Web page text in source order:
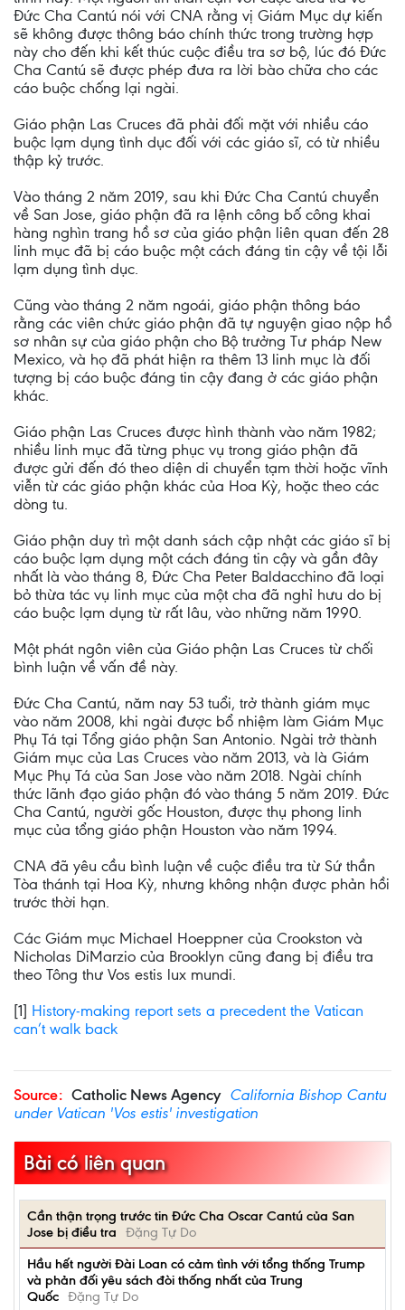
Đức Cha Cantú nói với CNA rằng vị Giám Mục dự kiến
sẽ không được thông báo chính thức trong trường hợp
này cho đến khi kết thúc cuộc điều tra sơ bộ, lúc đó Đức
Cha Cantú sẽ được phép đưa ra lời bào chữa cho các
cáo buộc chống lại ngài.
Giáo phận Las Cruces đã phải đối mặt với nhiều cáo
buộc lạm dụng tình dục đối với các giáo sĩ, có từ nhiều
thập kỷ trước.
Vào tháng 2 năm 2019, sau khi Đức Cha Cantú chuyển
về San Jose, giáo phận đã ra lệnh công bố công khai
hàng nghìn trang hồ sơ của giáo phận liên quan đến 28
linh mục đã bị cáo buộc một cách đáng tin cậy về tội lỗi
lạm dụng tình dục.
Cũng vào tháng 2 năm ngoái, giáo phận thông báo
rằng các viên chức giáo phận đã tự nguyện giao nộp hồ
sơ nhân sự của giáo phận cho Bộ trưởng Tư pháp New
Mexico, và họ đã phát hiện ra thêm 13 linh mục là đối
tượng bị cáo buộc đáng tin cậy đang ở các giáo phận
khác.
Giáo phận Las Cruces được hình thành vào năm 1982;
nhiều linh mục đã từng phục vụ trong giáo phận đã
được gửi đến đó theo diện di chuyển tạm thời hoặc vĩnh
viễn từ các giáo phận khác của Hoa Kỳ, hoặc theo các
dòng tu.
Giáo phận duy trì một danh sách cập nhật các giáo sĩ bị
cáo buộc lạm dụng một cách đáng tin cậy và gần đây
nhất là vào tháng 8, Đức Cha Peter Baldacchino đã loại
bỏ thừa tác vụ linh mục của một cha đã nghỉ hưu do bị
cáo buộc lạm dụng từ rất lâu, vào những năm 1990.
Một phát ngôn viên của Giáo phận Las Cruces từ chối
bình luận về vấn đề này.
Đức Cha Cantú, năm nay 53 tuổi, trở thành giám mục
vào năm 2008, khi ngài được bổ nhiệm làm Giám Mục
Phụ Tá tại Tổng giáo phận San Antonio. Ngài trở thành
Giám mục của Las Cruces vào năm 2013, và là Giám
Mục Phụ Tá của San Jose vào năm 2018. Ngài chính
thức lãnh đạo giáo phận đó vào tháng 5 năm 2019. Đức
Cha Cantú, người gốc Houston, được thụ phong linh
mục của tổng giáo phận Houston vào năm 1994.
CNA đã yêu cầu bình luận về cuộc điều tra từ Sứ thần
Tòa thánh tại Hoa Kỳ, nhưng không nhận được phản hồi
trước thời hạn.
Các Giám mục Michael Hoeppner của Crookston và
Nicholas DiMarzio của Brooklyn cũng đang bị điều tra
theo Tông thư Vos estis lux mundi.
[1] History-making report sets a precedent the Vatican
can’t walk back
Source: Catholic News Agency California Bishop Cantu
under Vatican 'Vos estis' investigation
Bài có liên quan
Cần thận trọng trước tin Đức Cha Oscar Cantú của San
Jose bị điều tra
Đặng Tự Do
Hầu hết người Đài Loan có cảm tình với tổng thống Trump
và phản đối yêu sách đòi thống nhất của Trung
Quốc Đặng Tự Do